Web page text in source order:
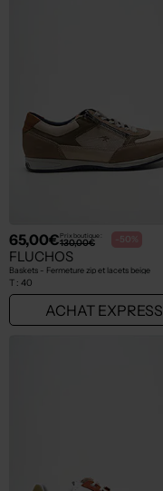
65,00€Prix boutique :
130,00€ -50%
FLUCHOS
Baskets - Fermeture zip et lacets beige
T : 40
ACHAT EXPRESS